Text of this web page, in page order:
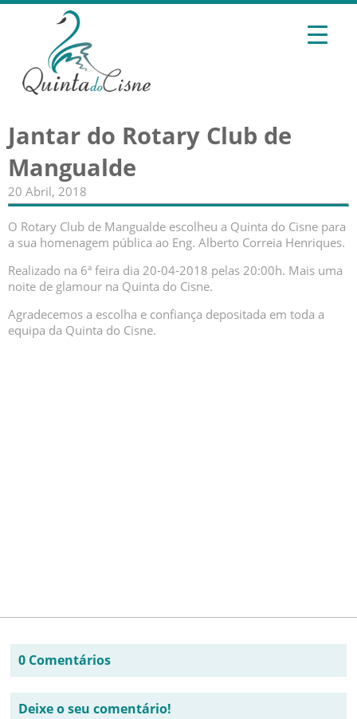
Jantar do Rotary Club de
Mangualde
20 Abril, 2018
O Rotary Club de Mangualde escolheu a Quinta do Cisne para
a sua homenagem pública ao Eng. Alberto Correia Henriques.
Realizado na 6ª feira dia 20-04-2018 pelas 20:00h. Mais uma
noite de glamour na Quinta do Cisne.
Agradecemos a escolha e confiança depositada em toda a
equipa da Quinta do Cisne.
0 Comentários
Deixe o seu comentário!